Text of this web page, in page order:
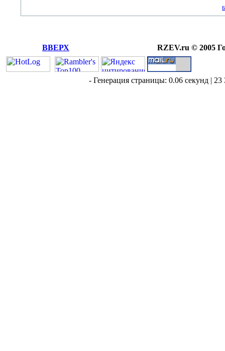
ВВЕРХ RZEV.ru © 2005
- Генерация страницы: 0.06 секунд |